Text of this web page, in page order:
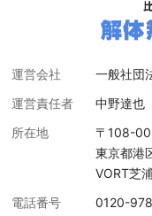
運営会社
一般社団
運営責任者
中野達也
所在地
〒108-
東京都港
VORT芝
電話番号
0120-